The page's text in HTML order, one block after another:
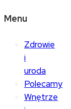
Menu
Zdrowie
i
uroda
Polecamy
Wnętrze